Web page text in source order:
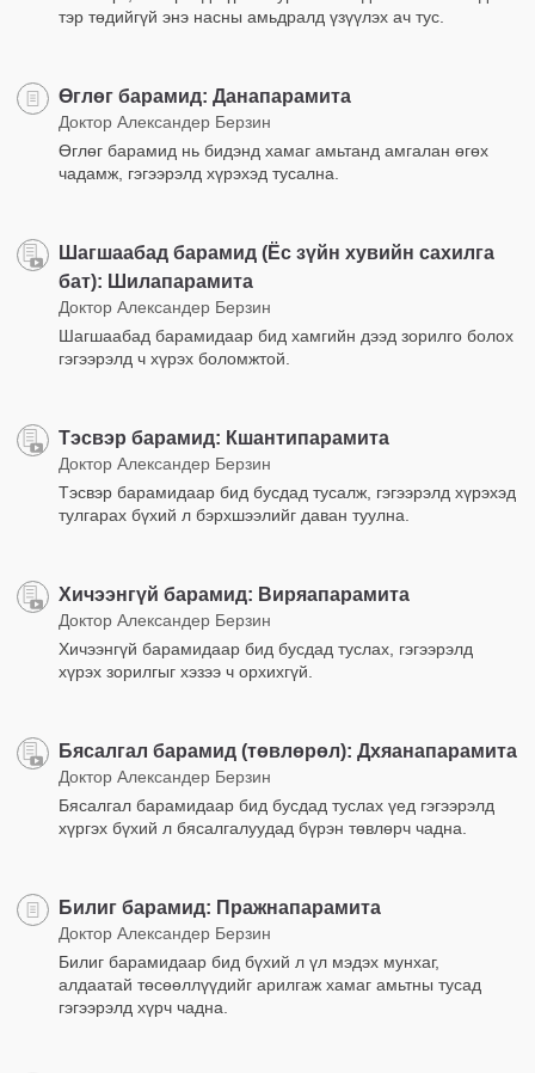
тэр төдийгүй энэ насны амьдралд үзүүлэх ач тус.
Өглөг барамид: Данапарамита
Доктор Александер Берзин
Өглөг барамид нь бидэнд хамаг амьтанд амгалан өгөх
чадамж, гэгээрэлд хүрэхэд тусална.
Шагшаабад барамид (Ёс зүйн хувийн сахилга
бат): Шилапарамита
Доктор Александер Берзин
Шагшаабад барамидаар бид хамгийн дээд зорилго болох
гэгээрэлд ч хүрэх боломжтой.
Тэсвэр барамид: Кшантипарамита
Доктор Александер Берзин
Тэсвэр барамидаар бид бусдад тусалж, гэгээрэлд хүрэхэд
тулгарах бүхий л бэрхшээлийг даван туулна.
Хичээнгүй барамид: Виряапарамита
Доктор Александер Берзин
Хичээнгүй барамидаар бид бусдад туслах, гэгээрэлд
хүрэх зорилгыг хэзээ ч орхихгүй.
Бясалгал барамид (төвлөрөл): Дхяанапарамита
Доктор Александер Берзин
Бясалгал барамидаар бид бусдад туслах үед гэгээрэлд
хүргэх бүхий л бясалгалуудад бүрэн төвлөрч чадна.
Билиг барамид: Пражнапарамита
Доктор Александер Берзин
Билиг барамидаар бид бүхий л үл мэдэх мунхаг,
алдаатай төсөөллүүдийг арилгаж хамаг амьтны тусад
гэгээрэлд хүрч чадна.